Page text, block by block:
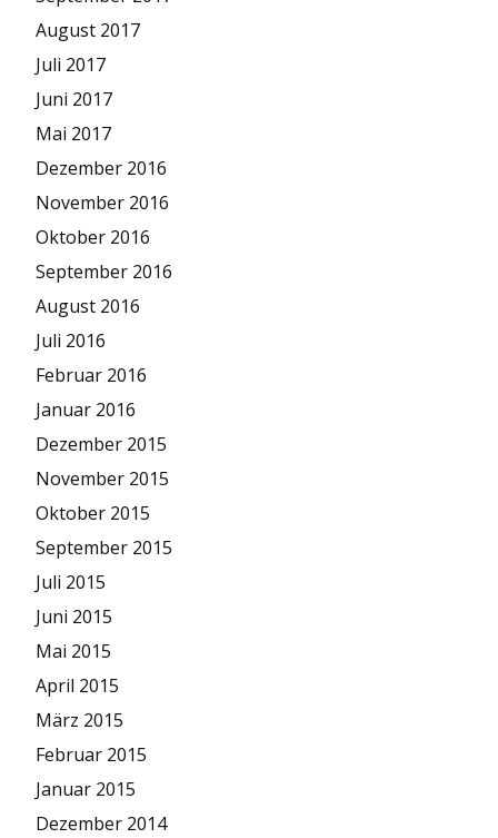
August 2017
Juli 2017
Juni 2017
Mai 2017
Dezember 2016
November 2016
Oktober 2016
September 2016
August 2016
Juli 2016
Februar 2016
Januar 2016
Dezember 2015
November 2015
Oktober 2015
September 2015
Juli 2015
Juni 2015
Mai 2015
April 2015
März 2015
Februar 2015
Januar 2015
Dezember 2014